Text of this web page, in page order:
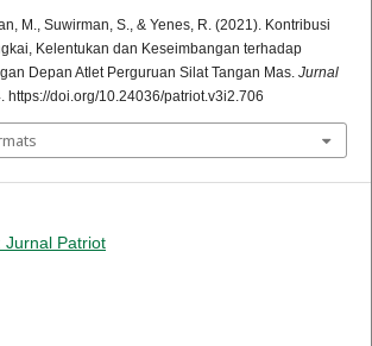
M., Suwirman, S., & Yenes, R. (2021). Kontribusi
Kelentukan dan Keseimbangan terhadap
Depan Atlet Perguruan Silat Tangan Mas. Jurnal
https://doi.org/10.24036/patriot.v3i2.706
Jurnal Patriot